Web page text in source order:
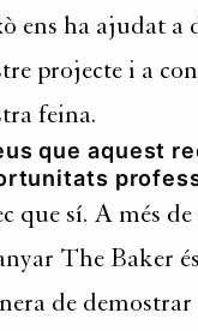
ens ha ajudat a
projecte i a
feina.
que aquest
que sí. A més
The Baker
de